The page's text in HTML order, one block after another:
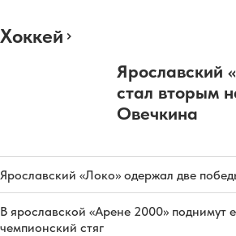
Хоккей
Ярославский
стал вторым
Овечкина
Ярославский «Локо» одержал две
В ярославской «Арене 2000» поднимут
чемпионский стяг